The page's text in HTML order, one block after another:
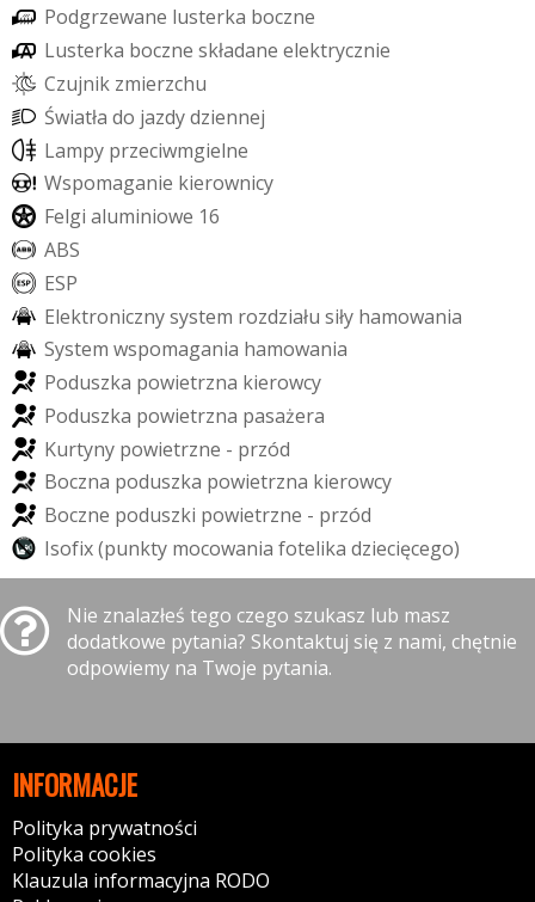
Podgrzewane lusterka boczne
Lusterka boczne składane elektrycznie
Czujnik zmierzchu
Światła do jazdydziennej
Lampy przeciwmgielne
Wspomaganie kierownicy
Felgi aluminiowe 16
ABS
ESP
Elektronicznysystem rozdziału siły hamowania
System wspomagania hamowania
Poduszka powietrzna kierowcy
Poduszka powietrzna pasażera
Kurtyny powietrzne - przód
Boczna poduszka powietrzna kierowcy
Boczne poduszki powietrzne - przód
Isofix(punkty mocowania fotelika dziecięcego)
Nie znalazłeś tego czego szukasz lub masz
dodatkowe pytania? Skontaktuj się z nami, chętnie
odpowiemy na Twoje pytania.
INFORMACJE
Polityka prywatności
Polityka cookies
Klauzula informacyjna RODO